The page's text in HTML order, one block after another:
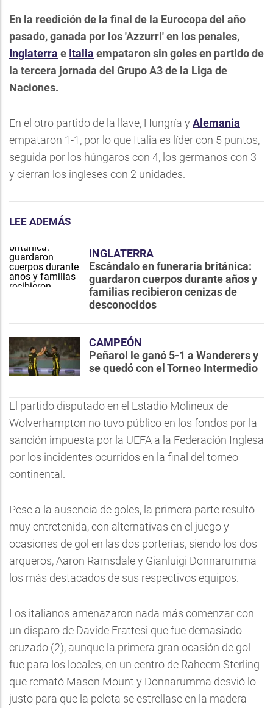
En la reedición de la final de la Eurocopa del año
pasado, ganada por los 'Azzurri' en los penales,
Inglaterra e Italia empataron sin goles en partido de
la tercera jornada del Grupo A3 de la Liga de
Naciones.
En el otro partido de la llave, Hungría y Alemania
empataron 1-1, por lo que Italia es líder con 5 puntos,
seguida por los húngaros con 4, los germanos con 3
y cierran los ingleses con 2 unidades.
LEE ADEMÁS
INGLATERRA
Escándalo en funeraria británica:
guardaron cuerpos durante años y
familias recibieron cenizas de
desconocidos
CAMPEÓN
Peñarol le ganó 5-1 a Wanderers y
se quedó con el Torneo Intermedio
El partido disputado en el Estadio Molineux de
Wolverhampton no tuvo público en los fondos por la
sanción impuesta por la UEFA a la Federación Inglesa
por los incidentes ocurridos en la final del torneo
continental.
Pese a la ausencia de goles, la primera parte resultó
muy entretenida, con alternativas en el juego y
ocasiones de gol en las dos porterías, siendo los dos
arqueros, Aaron Ramsdale y Gianluigi Donnarumma
los más destacados de sus respectivos equipos.
Los italianos amenazaron nada más comenzar con
un disparo de Davide Frattesi que fue demasiado
cruzado (2), aunque la primera gran ocasión de gol
fue para los locales, en un centro de Raheem Sterling
que remató Mason Mount y Donnarumma desvió lo
justo para que la pelota se estrellase en la madera